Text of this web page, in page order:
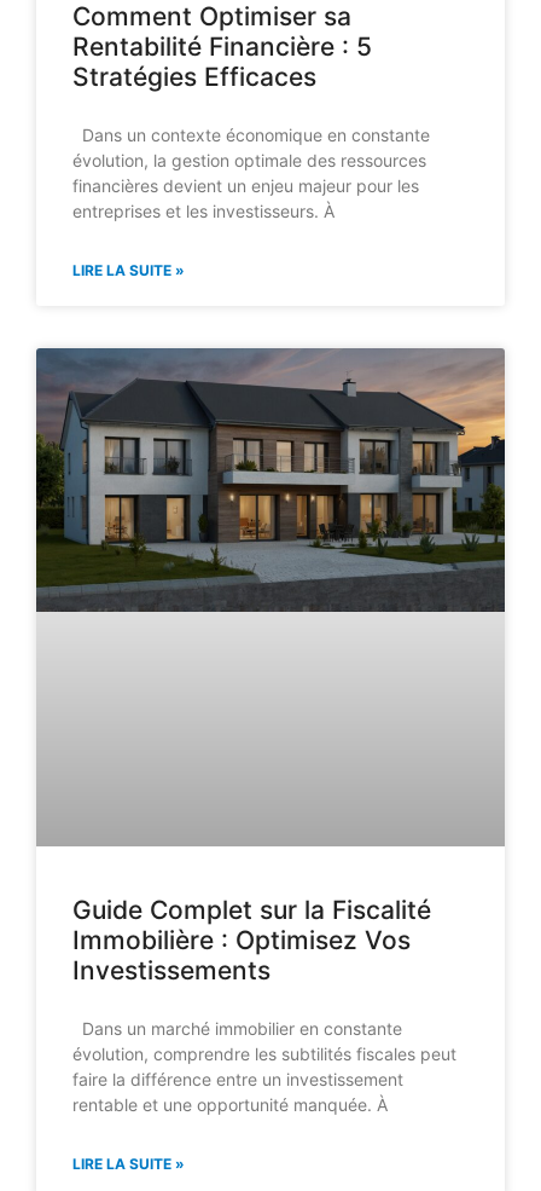
Comment Optimiser sa
Rentabilité Financière : 5
Stratégies Efficaces
Dans un contexte économique en constante
évolution, la gestion optimale des ressources
financières devient un enjeu majeur pour les
entreprises et les investisseurs. À
LIRE LA SUITE »
Guide Complet sur la Fiscalité
Immobilière : Optimisez Vos
Investissements
Dans un marché immobilier en constante
évolution, comprendre les subtilités fiscales peut
faire la différence entre un investissement
rentable et une opportunité manquée. À
LIRE LA SUITE »